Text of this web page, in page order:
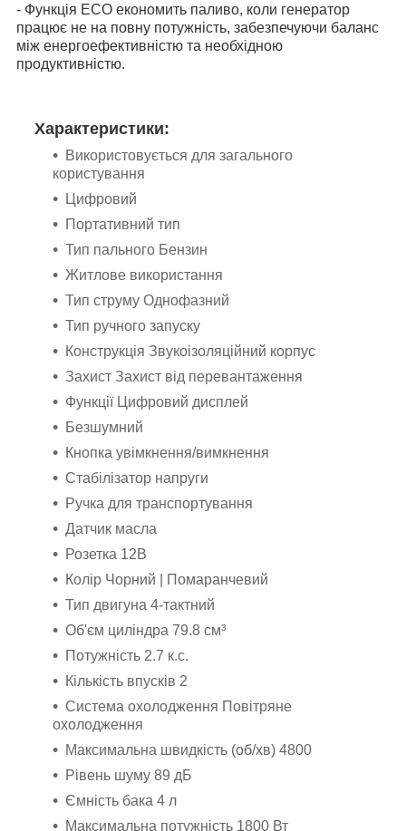
- Функція ECO економить паливо, коли генератор
працює не на повну потужність, забезпечуючи баланс
між енергоефективністю та необхідною
продуктивністю.
Характеристики:
Використовується для загального
користування
Цифровий
Портативний тип
Тип пального Бензин
Житлове використання
Тип струму Однофазний
Тип ручного запуску
Конструкція Звукоізоляційний корпус
Захист Захист від перевантаження
Функції Цифровий дисплей
Безшумний
Кнопка увімкнення/вимкнення
Стабілізатор напруги
Ручка для транспортування
Датчик масла
Розетка 12В
Колір Чорний | Помаранчевий
Тип двигуна 4-тактний
Об'єм циліндра 79.8 см³
Потужність 2.7 к.с.
Кількість впусків 2
Система охолодження Повітряне
охолодження
Максимальна швидкість (об/хв) 4800
Рівень шуму 89 дБ
Ємність бака 4 л
Максимальна потужність 1800 Вт